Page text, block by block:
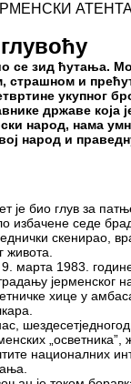
се зид ћутања.
страшном и
укупног
државе која
народ, нама
народ и
је био глув за
избачене седе
скенирао,
живота.
9. марта 1983.
јерменског
хице у
националних